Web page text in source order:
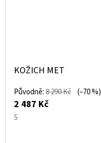
KOŽICH MET
Původně:8 290 Kč (–70 %)
2 487 Kč
S